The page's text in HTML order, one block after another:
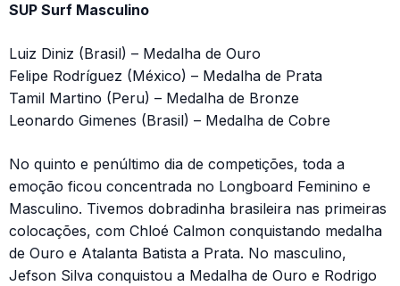
SUP Surf Masculino
Luiz Diniz (Brasil) – Medalha de Ouro
Felipe Rodríguez (México) – Medalha de Prata
Tamil Martino (Peru) – Medalha de Bronze
Leonardo Gimenes (Brasil) – Medalha de Cobre
No quinto e penúltimo dia de competições, toda a
emoção ficou concentrada no Longboard Feminino e
Masculino. Tivemos dobradinha brasileira nas primeiras
colocações, com Chloé Calmon conquistando medalha
de Ouro e Atalanta Batista a Prata. No masculino,
Jefson Silva conquistou a Medalha de Ouro e Rodrigo